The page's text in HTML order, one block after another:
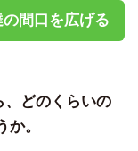
間口を広げる
、どのくらいの
。